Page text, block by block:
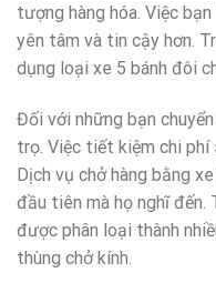
tượng hàng hóa. Việc
yên tâm và tin cậy hơn.
dụng loại xe 5 bánh đôi
Đối với những bạn
trọ. Việc tiết kiệm chi phí
Dịch vụ chở hàng bằng
đầu tiên mà họ nghĩ đến.
được phân loại thành
thùng chở kính.